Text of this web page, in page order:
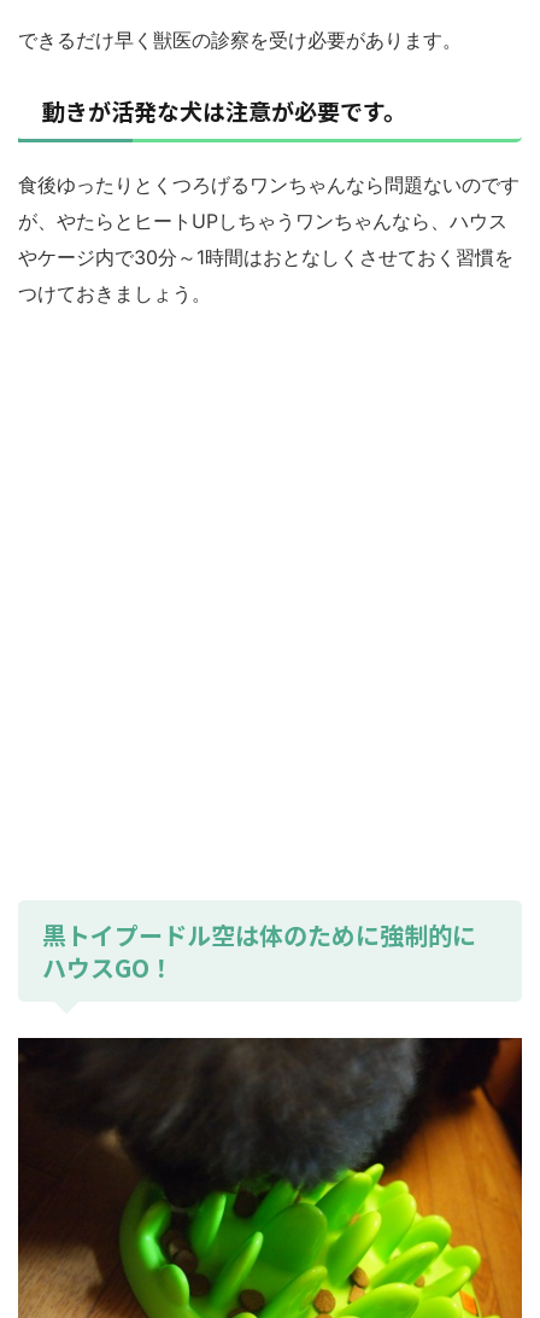
できるだけ早く獣医の診察を受け必要があります。
動きが活発な犬は注意が必要です。
食後ゆったりとくつろげるワンちゃんなら問題ないのです
が、やたらとヒートUPしちゃうワンちゃんなら、ハウス
やケージ内で30分～1時間はおとなしくさせておく習慣を
つけておきましょう。
黒トイプードル空は体のために強制的に
ハウスGO！